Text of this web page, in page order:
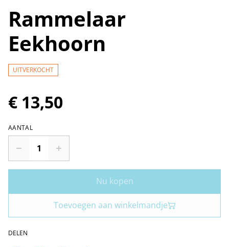
Rammelaar
Eekhoorn
UITVERKOCHT
€ 13,50
AANTAL
Nu kopen
Toevoegen aan winkelmandje
DELEN